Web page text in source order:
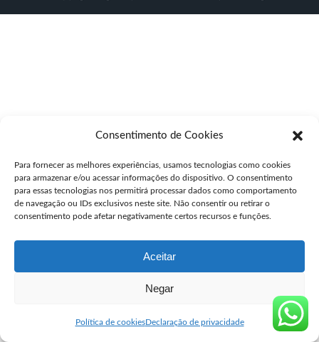
Consentimento de Cookies
Para fornecer as melhores experiências, usamos tecnologias como cookies
para armazenar e/ou acessar informações do dispositivo. O consentimento
para essas tecnologias nos permitirá processar dados como comportamento
de navegação ou IDs exclusivos neste site. Não consentir ou retirar o
consentimento pode afetar negativamente certos recursos e funções.
Aceitar
Negar
Política de cookiesDeclaração de privacidade